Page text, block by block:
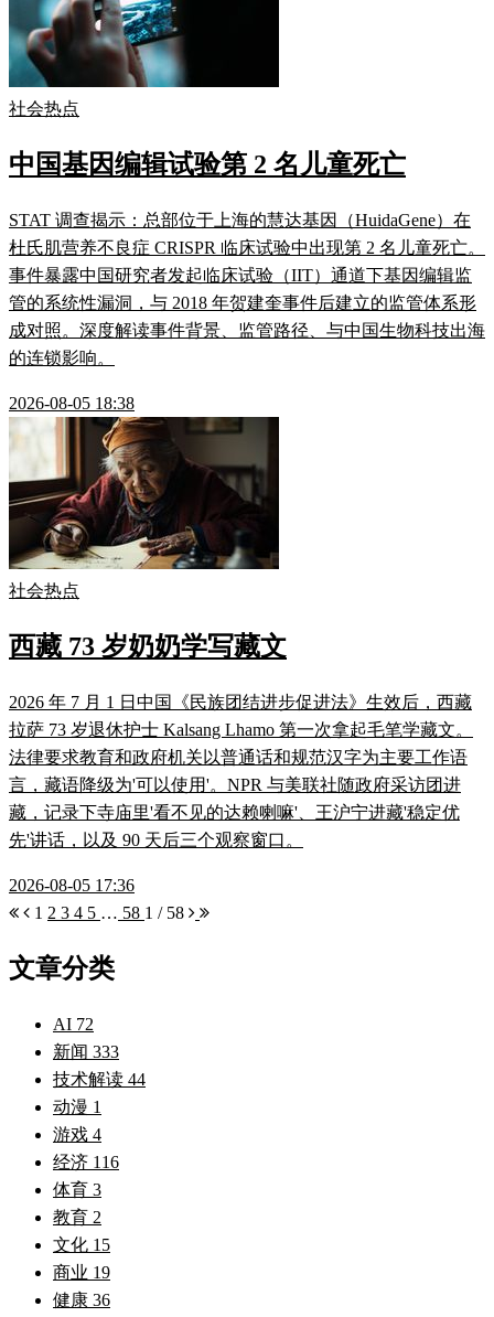
社会热点
中国基因编辑试验第 2 名儿童死亡
STAT 调查揭示：总部位于上海的慧达基因（HuidaGene）在
杜氏肌营养不良症 CRISPR 临床试验中出现第 2 名儿童死亡。
事件暴露中国研究者发起临床试验（IIT）通道下基因编辑监
管的系统性漏洞，与 2018 年贺建奎事件后建立的监管体系形
成对照。深度解读事件背景、监管路径、与中国生物科技出海
的连锁影响。
2026-08-05 18:38
社会热点
西藏 73 岁奶奶学写藏文
2026 年 7 月 1 日中国《民族团结进步促进法》生效后，西藏
拉萨 73 岁退休护士 Kalsang Lhamo 第一次拿起毛笔学藏文。
法律要求教育和政府机关以普通话和规范汉字为主要工作语
言，藏语降级为'可以使用'。NPR 与美联社随政府采访团进
藏，记录下寺庙里'看不见的达赖喇嘛'、王沪宁进藏'稳定优
先'讲话，以及 90 天后三个观察窗口。
2026-08-05 17:36
1 2 3 4 5 … 58 1 / 58
文章分类
AI 72
新闻 333
技术解读 44
动漫 1
游戏 4
经济 116
体育 3
教育 2
文化 15
商业 19
健康 36